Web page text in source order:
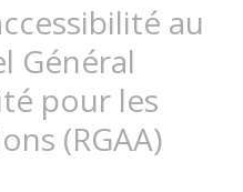
au
Général
pour les
(RGAA)